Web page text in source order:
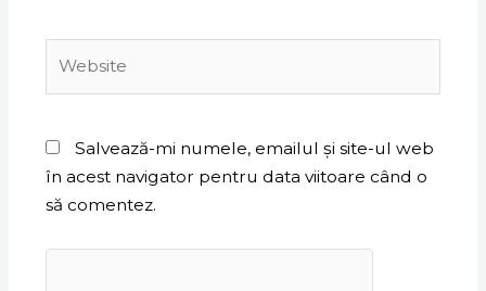
Salvează-mi numele, emailul și site-ul web
în acest navigator pentru data viitoare când o
să comentez.